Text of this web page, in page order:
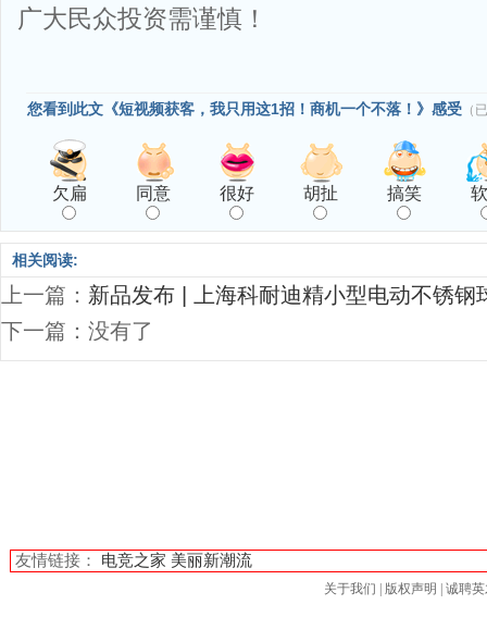
广大民众投资需谨慎！
您看到此文《短视频获客，我只用这1招！商机一个不落！》感受 （
欠扁 同意 很好 胡扯 搞笑
相关阅读:
上一篇： 新品发布 | 上海科耐迪精小型电动不锈钢
下一篇：没有了
友情链接： 电竞之家 美丽新潮流
关于我们 版权声明 诚聘